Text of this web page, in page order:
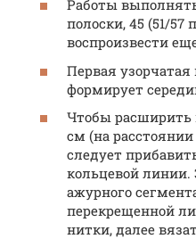
Работы
полоски, 45 (51/57
воспроизвести
Первая узорчатая
формирует
Чтобы расширить
см (на расстоянии
следует
кольцевой линии.
ажурного
перекрещенной
нитки, далее